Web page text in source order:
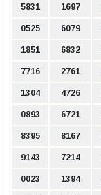
5831 1697
0525 6079
1851 6832
7716 2761
1304 4726
0893 6721
8395 8167
9143 7214
0023 1394